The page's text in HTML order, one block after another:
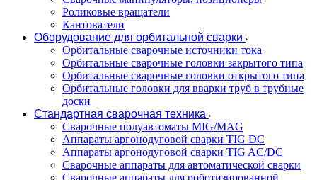
Роликовые вращатели
Кантователи
Оборудование для орбитальной сварки
Орбитальные сварочные источники тока
Орбитальные сварочные головки закрытого типа
Орбитальные сварочные головки открытого типа
Орбитальные головки для вварки труб в трубные
доски
Стандартная сварочная техника
Сварочные полуавтоматы MIG/MAG
Аппараты аргонодуговой сварки TIG DC
Аппараты аргонодуговой сварки TIG AC/DC
Сварочные аппараты для автоматической сварки
Сварочные аппараты для роботизированной